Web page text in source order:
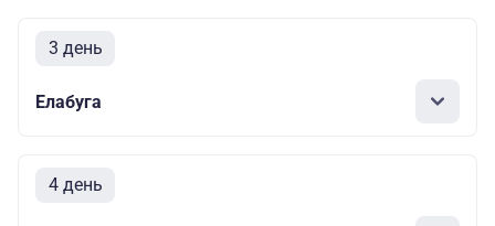
3 день
Елабуга
4 день